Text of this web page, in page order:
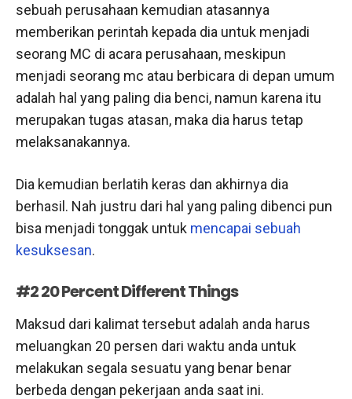
sebuah perusahaan kemudian atasannya
memberikan perintah kepada dia untuk menjadi
seorang MC di acara perusahaan, meskipun
menjadi seorang mc atau berbicara di depan umum
adalah hal yang paling dia benci, namun karena itu
merupakan tugas atasan, maka dia harus tetap
melaksanakannya.
Dia kemudian berlatih keras dan akhirnya dia
berhasil. Nah justru dari hal yang paling dibenci pun
bisa menjadi tonggak untuk mencapai sebuah
kesuksesan.
#2 20 Percent Different Things
Maksud dari kalimat tersebut adalah anda harus
meluangkan 20 persen dari waktu anda untuk
melakukan segala sesuatu yang benar benar
berbeda dengan pekerjaan anda saat ini.